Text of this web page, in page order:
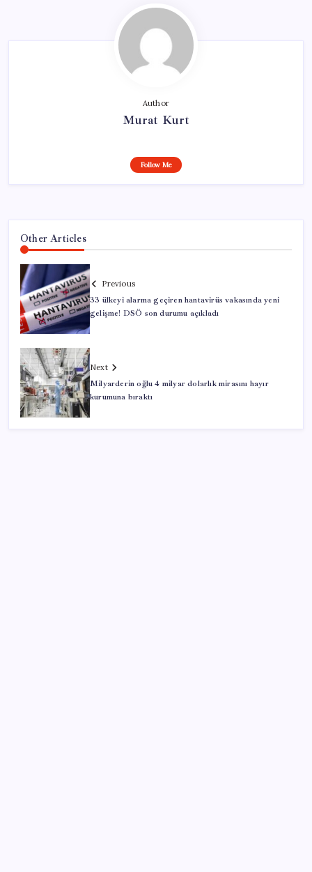
Author
Murat Kurt
Follow Me
Other Articles
Previous
33 ülkeyi alarma geçiren hantavirüs vakasında yeni
gelişme! DSÖ son durumu açıkladı
Next
Milyarderin oğlu 4 milyar dolarlık mirasını hayır
kurumuna bıraktı